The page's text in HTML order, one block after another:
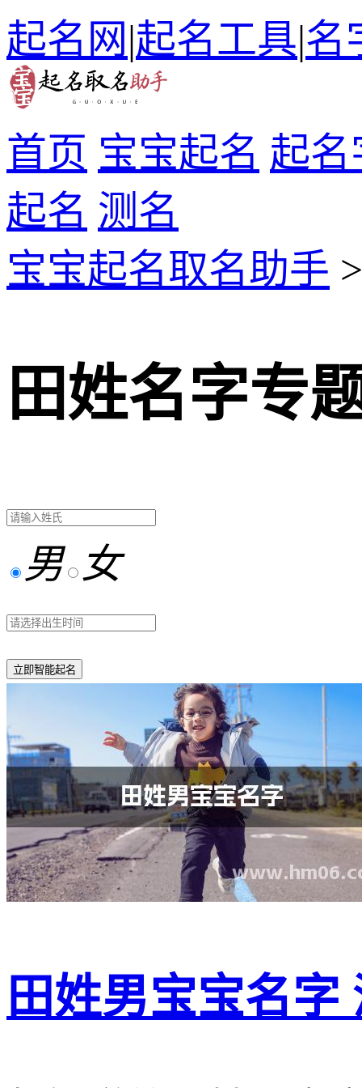
起名网|起名工具|名
首页 宝宝起名 起名
起名 测名
宝宝起名取名助手
田姓名字专
男 女
立即智能起名
田姓男宝宝名